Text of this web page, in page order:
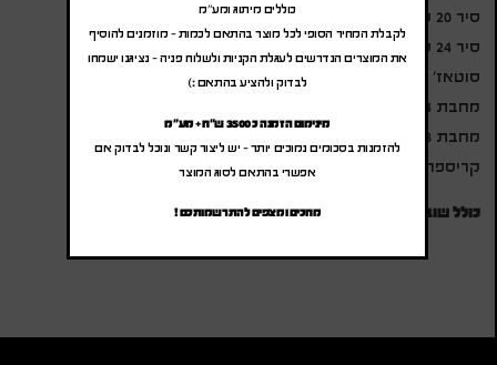
סיר 20 ס"מ
סיר 24 ס"מ
סוטאז' 28 ס"מ
מחבת 24 ס"מ
מחבת 28 ס"מ
קריספר
כולל שובר החלפה בשווי 3,390 ש"ח למימוש בחנויות הרשת
כוללים מיתוג ומע"מ
לקבלת המחיר הסופי לכל מוצר בהתאם לכמות – מוזמנים להוסיף
את המוצרים הנדרשים לעגלת הקניות ולשלוח פניה – נציגנו ישמחו
לבדוק ולהציע בהתאם :)
מינימום הזמנה כ 3500 ש"ח + מע"מ
להזמנות בסכומים נמוכים יותר – יש ליצור קשר ונוכל לבדוק אם
אפשרי בהתאם לסוג המוצר
מחכים ומצפים להתרשמותכם !